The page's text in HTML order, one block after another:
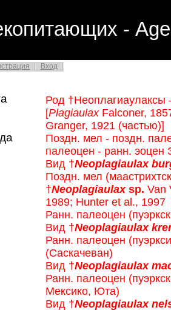
-
Вход
Род
[PlagiaulaxFalconer,
Granger, 1921 (частью)]
Поздн. мел - поздн.
палеоцен - ранн.
Вид †Neoplagiaulax
Поздн. мел
†Neoplagiaulaxsр. Van
1989; Hunter et al., 1997
Ранн. палеоцен
Вид †Neoplagiaulax
Ранн. палеоцен
(Саскачеван)
Вид †Neoplagiaulax
Ранн. палеоцен
Мексико, Юта)
Вид †Neoplagiaulax